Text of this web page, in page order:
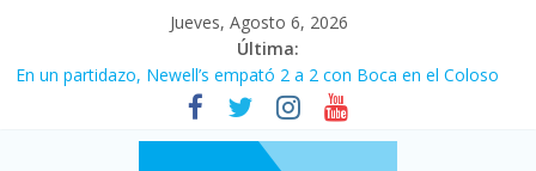
Jueves, Agosto 6, 2026
Última:
Pullaro mejora sus relaciones con el Gobierno nacional
En un partidazo, Newell’s empató 2 a 2 con Boca en el Coloso
Vacaciones de invierno con más movimiento y consumo
turístico: 4,6 millones de personas viajaron por el país, un 5,9%